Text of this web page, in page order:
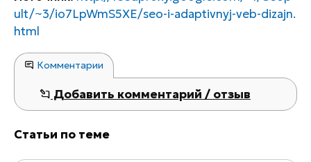
ult/~3/io7LpWmS5XE/seo-i-adaptivnyj-veb-dizajn.
html
Комментарии
Добавить комментарий / отзыв
Статьи по теме